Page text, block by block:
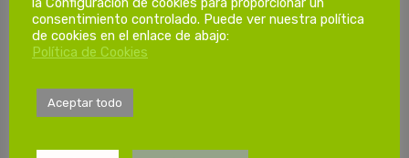
1ª Sesión
Viernes 28-01-2022
consentimiento controlado. Puede ver nuestra política
de cookies en el enlace de abajo:
Política de Cookies
Aceptar todo